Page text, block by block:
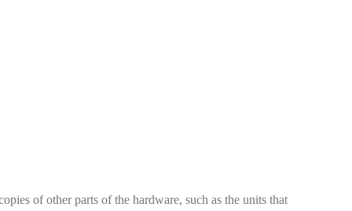
of other parts of the hardware, such as the units that